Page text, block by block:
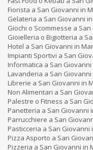
Fiorista a San Giovanni in
Gelateria a San Giovanni
Giochi o Scommesse a
Gioielleria o Bigiotteria a
Hotel a San Giovanni in
Impianti Sportivi a San
Informatica a San
Lavanderia a San
Librerie a San Giovanni in
Non Alimentari a San
Palestre o Fitness a San
Panetteria a San Giovanni
Parrucchiere a San
Pasticceria a San Giovanni
Pizza Asporto a San
Pizzeria a San Giovanni in